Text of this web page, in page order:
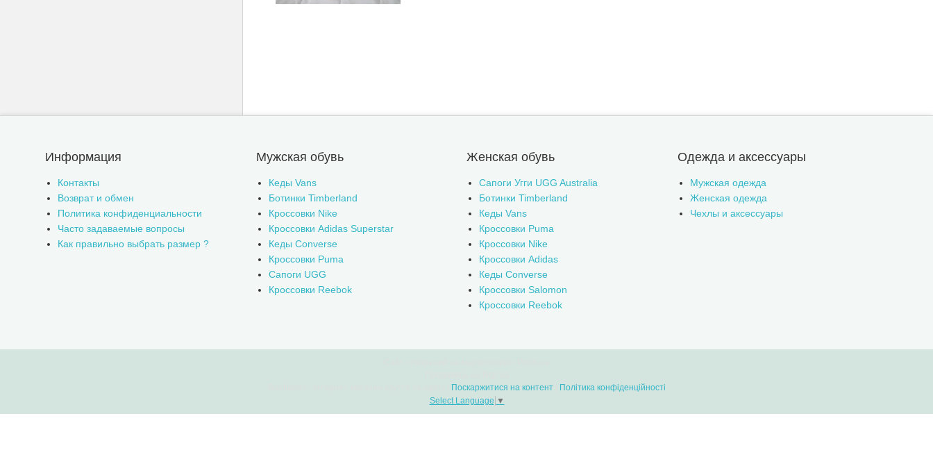
Информация
Контакты
Возврат и обмен
Политика конфиденциальности
Часто задаваемые вопросы
Как правильно выбрать размер ?
Мужская обувь
Кеды Vans
Ботинки Timberland
Кроссовки Nike
Кроссовки Adidas Superstar
Кеды Converse
Кроссовки Puma
Сапоги UGG
Кроссовки Reebok
Женская обувь
Сапоги Угги UGG Australia
Ботинки Timberland
Кеды Vans
Кроссовки Puma
Кроссовки Nike
Кроссовки Adidas
Кеды Converse
Кроссовки Salomon
Кроссовки Reebok
Одежда и аксессуары
Мужская одежда
Женская одежда
Чехлы и аксессуары
Поскаржитися на контент
Політика конфіденційності
Select Language ▼